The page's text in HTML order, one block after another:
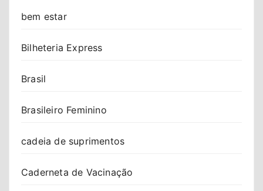
bem estar
Bilheteria Express
Brasil
Brasileiro Feminino
cadeia de suprimentos
Caderneta de Vacinação